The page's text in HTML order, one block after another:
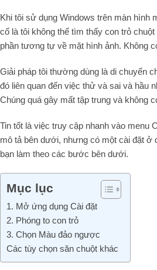
Khi tôi sử dụng Windows trên màn hình
cố là tôi không thể tìm thấy con trỏ
phần tương tự về mặt hình ảnh. Không
Giải pháp tôi thường dùng là di chuyển
đó liên quan đến việc thử và sai và hầu
Chúng quá gây mất tập trung và không
Tin tốt là việc truy cập nhanh vào menu
mô tả bên dưới, nhưng có một cài đặt ở
bạn làm theo các bước bên dưới.
Mục lục
1. Mở ứng dụng Cài đặt
2. Phóng to con trỏ
3. Chọn Màu đảo ngược
Các tùy chọn săn chuột khác